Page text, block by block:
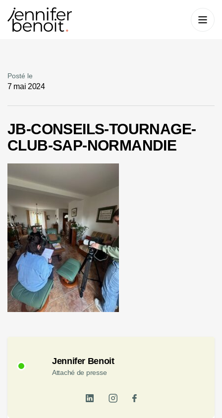
Posté le
7 mai 2024
JB-CONSEILS-TOURNAGE-
CLUB-SAP-NORMANDIE
Jennifer Benoit
Attaché de presse